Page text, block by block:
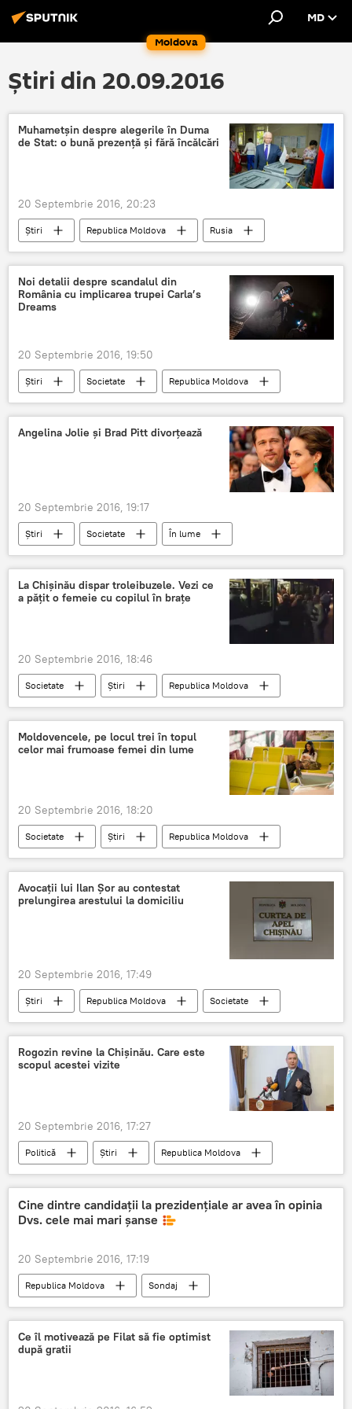
Moldova
MD
Știri din 20.09.2016
Muhametșin despre alegerile în Duma
de Stat: o bună prezență și fără încălcări
20 Septembrie 2016, 20:23
Știri Republica Moldova
Rusia
Politică
Farit Muhametșin
Ambasada FR în RM
alegeri în Duma de stat a FR
prezența la urne
Noi detalii despre scandalul din
România cu implicarea trupei Carla’s
Dreams
20 Septembrie 2016, 19:50
Știri Societate
Republica Moldova
Cultură
România
Formația Carla's Dreams
scandal
Angelina Jolie și Brad Pitt divorțează
20 Septembrie 2016, 19:17
Știri Societate
În lume
BBC
Angelina Jolie
Brad Pitt
divorţează
căsătorit
La Chișinău dispar troleibuzele. Vezi ce
a pățit o femeie cu copilul în brațe
20 Septembrie 2016, 18:46
Societate Știri
Republica Moldova
Chișinău
Troleibuze Dispariție
Moldovencele, pe locul trei în topul
celor mai frumoase femei din lume
20 Septembrie 2016, 18:20
Societate Știri
Republica Moldova
Clasament internaţional
top
locul trei
Moldovence Frumusețe
Avocații lui Ilan Șor au contestat
prelungirea arestului la domiciliu
20 Septembrie 2016, 17:49
Știri Republica Moldova
Societate
Chișinău
Ilan Șor
Curtea de Apel Chișinău
dosar penal
escrocherie
spălare de bani recurs
Rogozin revine la Chișinău. Care este
scopul acestei vizite
20 Septembrie 2016, 17:27
Politică Știri
Republica Moldova
Farit Muhametșin
Dmitri Rogozin
Octavian Calmîc
Vizită
Chișinău
Rogozin
Scop
foaie de parcurs
Cine dintre candidaţii la prezidenţiale ar avea în opinia
Dvs. cele mai mari şanse
20 Septembrie 2016, 17:19
Republica Moldova Sondaj
Ce îl motivează pe Filat să fie optimist
după gratii